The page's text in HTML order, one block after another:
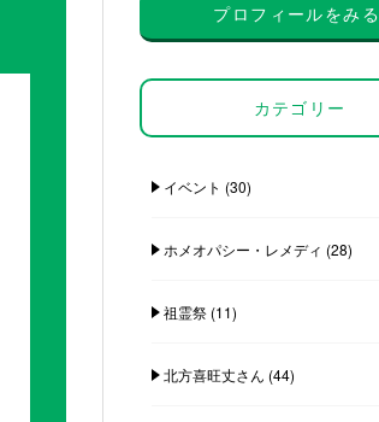
プロフィールをみる
カテゴリー
イベント (30)
ホメオパシー・レメディ (28)
祖霊祭(11)
北方喜旺丈さん (44)